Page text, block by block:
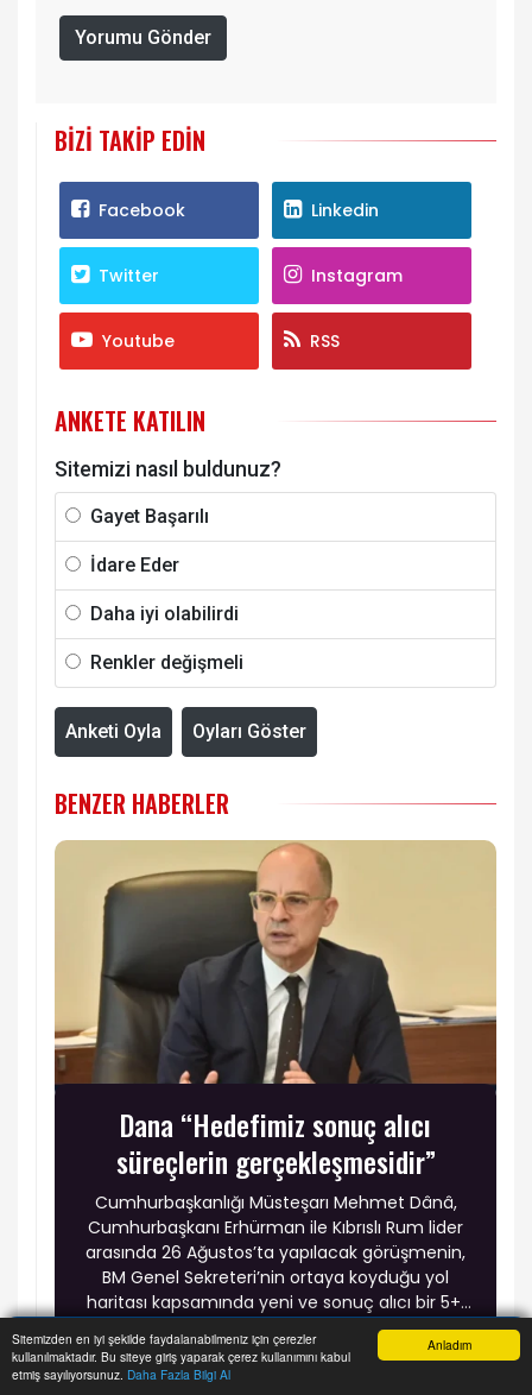
Anladım
Sitemizden en iyi şekilde faydalanabilmeniz için çerezler
kullanılmaktadır. Bu siteye giriş yaparak çerez kullanımını kabul
etmiş sayılıyorsunuz. Daha Fazla Bilgi Al
Yorumu Gönder
BIZI TAKIP EDIN
Facebook Linkedin
Twitter Instagram
Youtube RSS
ANKETE KATILIN
Sitemizi nasıl buldunuz?
Gayet Başarılı
İdare Eder
Daha iyi olabilirdi
Renkler değişmeli
Anketi Oyla Oyları Göster
BENZER HABERLER
Dana “Hedefimiz sonuç alıcı
süreçlerin gerçekleşmesidir”
Cumhurbaşkanlığı Müsteşarı Mehmet Dânâ,
Cumhurbaşkanı Erhürman ile Kıbrıslı Rum lider
arasında 26 Ağustos’ta yapılacak görüşmenin,
BM Genel Sekreteri’nin ortaya koyduğu yol
haritası kapsamında yeni ve sonuç alıcı bir 5+1
toplantısına hazırlık niteliği taşıdığını belirtti.
Anasayfa Yazarlar Haber Ara İhbar Hattı Menu